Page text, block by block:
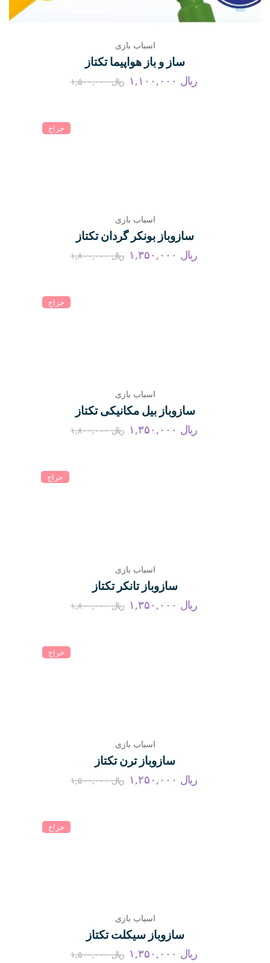
اسباب بازی
ساز و باز هواپیما تکتاز
ریال ریال۱,۵۰۰,۰۰۰
حراج
اسباب بازی
سازوباز بونکر گردان تکتاز
ریال ریال۱,۸۰۰,۰۰۰
حراج
اسباب بازی
سازوباز بیل مکانیکی تکتاز
ریال ریال۱,۸۰۰,۰۰۰
حراج
اسباب بازی
سازوباز تانکر تکتاز
ریال ریال۱,۸۰۰,۰۰۰
حراج
اسباب بازی
سازوباز ترن تکتاز
ریال ریال۱,۵۰۰,۰۰۰
حراج
اسباب بازی
سازوباز سیکلت تکتاز
ریال ریال۱,۵۰۰,۰۰۰